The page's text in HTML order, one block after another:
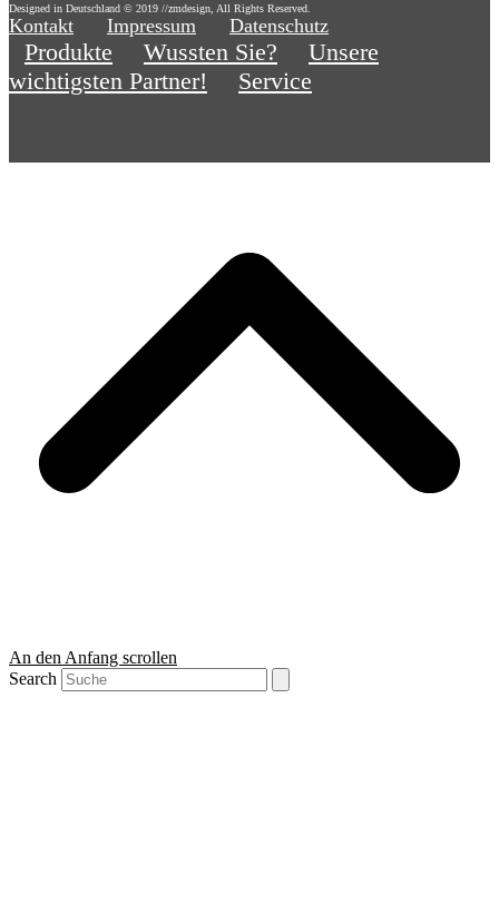
Designed in Deutschland © 2019 //zmdesign, All Rights Reserved.
Kontakt Impressum Datenschutz
Produkte Wussten Sie?
Unsere
wichtigsten Partner!
Service
An den Anfang scrollen
Search